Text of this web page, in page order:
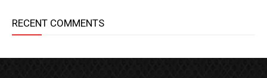
RECENT COMMENTS